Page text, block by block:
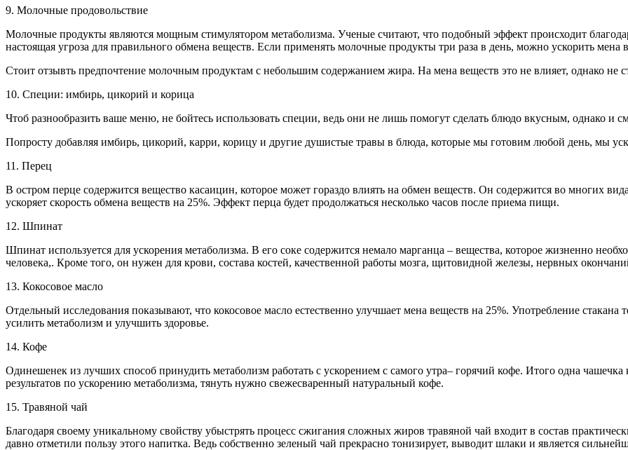
9. Молочные продовольствие
Молочные продукты являются мощным стимулятором метаболизма. Ученые считают, что подобный эффект происходит
настоящая угроза для правильного обмена веществ. Если применять молочные продукты три раза в день, можно ускорить мена
Стоит отзывть предпочтение молочным продуктам с небольшим содержанием жира. На мена веществ это не влияет, однако
10. Специи: имбирь, цикорий и корица
Чтоб разнообразить ваше меню, не бойтесь использовать специи, ведь они не лишь помогут сделать блюдо вкусным, однако и
Попросту добавляя имбирь, цикорий, карри, корицу и другие душистые травы в блюда, которые мы готовим любой день, мы
11. Перец
В остром перце содержится вещество касаицин, которое может гораздо влиять на обмен веществ. Он содержится во многих
ускоряет скорость обмена веществ на 25%. Эффект перца будет продолжаться несколько часов после приема пищи.
12. Шпинат
Шпинат используется для ускорения метаболизма. В его соке содержится немало марганца – вещества, которое жизненно
человека,. Кроме того, он нужен для крови, состава костей, качественной работы мозга, щитовидной железы, нервных
13. Кокосовое масло
Отдельный исследования показывают, что кокосовое масло естественно улучшает мена веществ на 25%. Употребление
усилить метаболизм и улучшить здоровье.
14. Кофе
Одинешенек из лучших способ принудить метаболизм работать с ускорением с самого утра– горячий кофе. Итого одна
результатов по ускорению метаболизма, тянуть нужно свежесваренный натуральный кофе.
15. Травяной чай
Благодаря своему уникальному свойству убыстрять процесс сжигания сложных жиров травяной чай входит в состав
давно отметили пользу этого напитка. Ведь собственно зеленый чай прекрасно тонизирует, выводит шлаки и является